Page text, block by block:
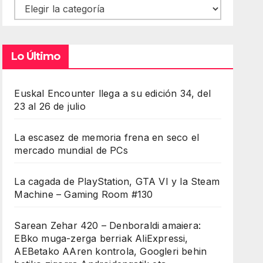
Contenidos
Lo Último
Euskal Encounter llega a su edición 34, del
23 al 26 de julio
La escasez de memoria frena en seco el
mercado mundial de PCs
La cagada de PlayStation, GTA VI y la Steam
Machine – Gaming Room #130
Sarean Zehar 420 – Denboraldi amaiera:
EBko muga-zerga berriak AliExpressi,
AEBetako AAren kontrola, Googleri behin